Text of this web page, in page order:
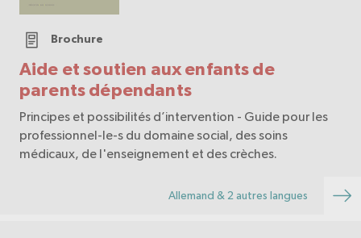
Aide et soutien aux enfants de
parents dépendants
Brochure
Principes et possibilités d’intervention - Guide pour les
professionnel-le-s du domaine social, des soins
médicaux, de l'enseignement et des crèches.
Allemand & 2 autres langues